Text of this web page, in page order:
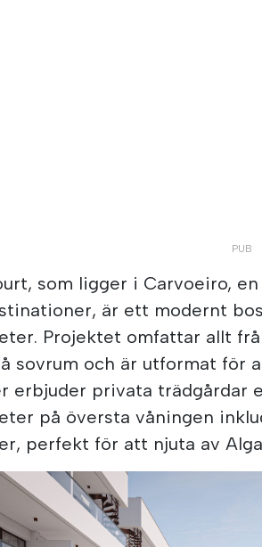
som ligger i Carvoeiro,
är ett modernt
Projektet omfattar allt
sovrum och är utformat för
erbjuder privata trädgårdar
på översta våningen
perfekt för att njuta av